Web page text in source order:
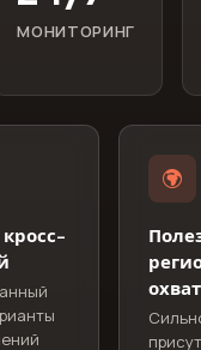
МОНИТОРИНГ
охват